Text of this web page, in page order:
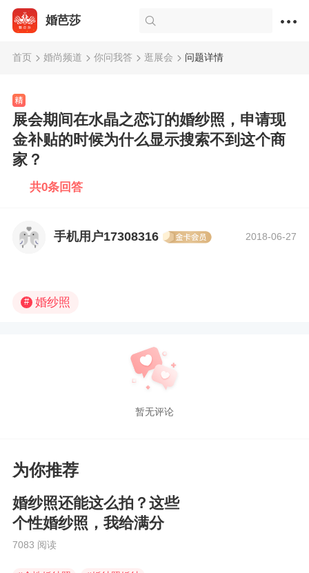
婚芭莎
首页 婚尚频道 你问我答 逛展会 问题详情
展会期间在水晶之恋订的婚纱照，申请现
金补贴的时候为什么显示搜索不到这个商
家？
共0条回答
手机用户17308316 2018-06-27
# 婚纱照
暂无评论
为你推荐
婚纱照还能这么拍？这些
个性婚纱照，我给满分
7083 阅读